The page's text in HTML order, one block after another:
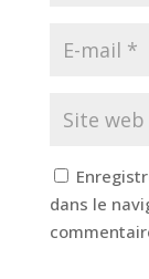
dans le